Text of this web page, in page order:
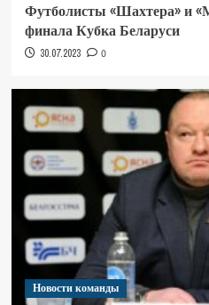
Футболисты «Шахтера» и
финала Кубка Беларуси
30.07.2023 0
Новости команды